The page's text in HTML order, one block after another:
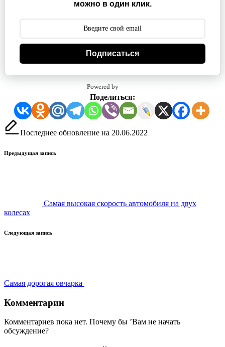
можно в один клик.
Подписаться
Powered by
Поделиться:
Последнее обновление на 20.06.2022
Навигация
Предыдущая запись
Самая высокая скорость автомобиля на двух
колесах
Следующая запись
Самая дорогая овчарка
Комментарии
Комментариев пока нет. Почему бы ’Вам не начать
обсуждение?